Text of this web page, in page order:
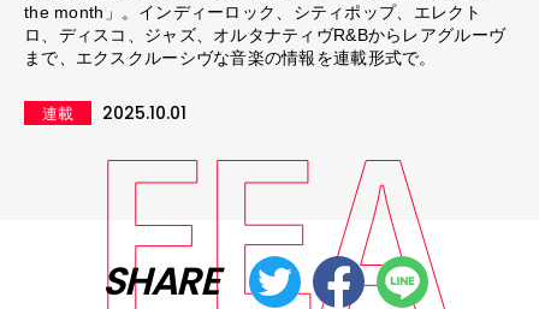
the month」。インディーロック、シティポップ、エレクト
ロ、ディスコ、ジャズ、オルタナティヴR&Bからレアグルーヴ
まで、エクスクルーシヴな音楽の情報を連載形式で。
連載 2025.10.01
SHARE